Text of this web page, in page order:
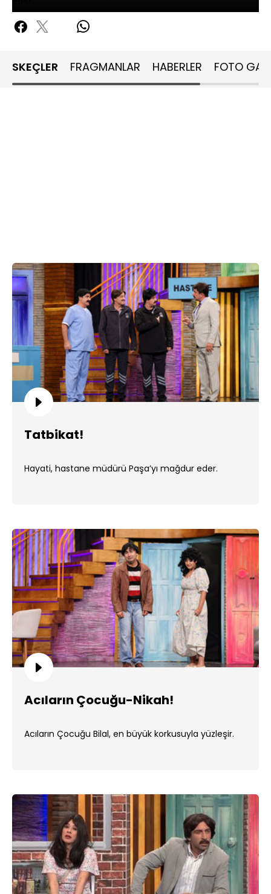
SKEÇLER FRAGMANLAR HABERLER FOTO
Tatbikat!
Hayati, hastane müdürü Paşa’yı mağdur eder.
Acıların Çocuğu-Nikah!
Acıların Çocuğu Bilal, en büyük korkusuyla yüzleşir.